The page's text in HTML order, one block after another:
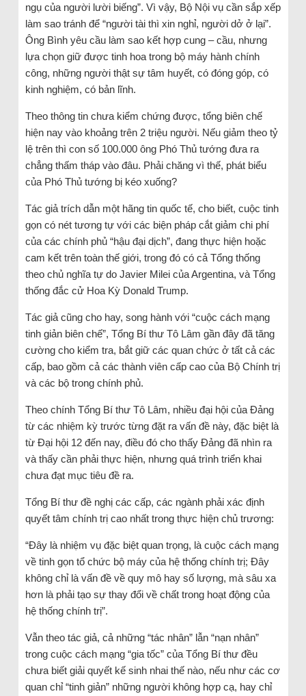
ngụ của người lười biếng”. Vì vậy, Bộ Nội vụ cần sắp xếp
làm sao tránh để “người tài thì xin nghỉ, người dở ở lại”.
Ông Bình yêu cầu làm sao kết hợp cung – cầu, nhưng
lựa chọn giữ được tinh hoa trong bộ máy hành chính
công, những người thật sự tâm huyết, có đóng góp, có
kinh nghiệm, có bản lĩnh.
Theo thông tin chưa kiểm chứng được, tổng biên chế
hiện nay vào khoảng trên 2 triệu người. Nếu giảm theo tỷ
lệ trên thì con số 100.000 ông Phó Thủ tướng đưa ra
chẳng thấm tháp vào đâu. Phải chăng vì thế, phát biểu
của Phó Thủ tướng bị kéo xuống?
Tác giả trích dẫn một hãng tin quốc tế, cho biết, cuộc tinh
gọn có nét tương tự với các biện pháp cắt giảm chi phí
của các chính phủ “hậu đại dịch”, đang thực hiện hoặc
cam kết trên toàn thế giới, trong đó có cả Tổng thống
theo chủ nghĩa tự do Javier Milei của Argentina, và Tổng
thống đắc cử Hoa Kỳ Donald Trump.
Tác giả cũng cho hay, song hành với “cuộc cách mạng
tinh giản biên chế”, Tổng Bí thư Tô Lâm gần đây đã tăng
cường cho kiểm tra, bắt giữ các quan chức ở tất cả các
cấp, bao gồm cả các thành viên cấp cao của Bộ Chính trị
và các bộ trong chính phủ.
Theo chính Tổng Bí thư Tô Lâm, nhiều đại hội của Đảng
từ các nhiệm kỳ trước từng đặt ra vấn đề này, đặc biệt là
từ Đại hội 12 đến nay, điều đó cho thấy Đảng đã nhìn ra
và thấy cần phải thực hiện, nhưng quá trình triển khai
chưa đạt mục tiêu đề ra.
Tổng Bí thư đề nghị các cấp, các ngành phải xác định
quyết tâm chính trị cao nhất trong thực hiện chủ trương:
“Đây là nhiệm vụ đặc biệt quan trọng, là cuộc cách mạng
về tinh gọn tổ chức bộ máy của hệ thống chính trị; Đây
không chỉ là vấn đề về quy mô hay số lượng, mà sâu xa
hơn là phải tạo sự thay đổi về chất trong hoạt động của
hệ thống chính trị”.
Vẫn theo tác giả, cả những “tác nhân” lẫn “nạn nhân”
trong cuộc cách mạng “gia tốc” của Tổng Bí thư đều
chưa biết giải quyết kế sinh nhai thế nào, nếu như các cơ
quan chỉ “tinh giản” những người không hợp cạ, hay chỉ